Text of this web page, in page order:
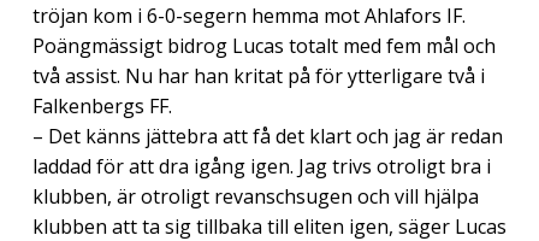
tröjan kom i 6-0-segern hemma mot Ahlafors IF.
Poängmässigt bidrog Lucas totalt med fem mål och
två assist. Nu har han kritat på för ytterligare två i
Falkenbergs FF.
– Det känns jättebra att få det klart och jag är redan
laddad för att dra igång igen. Jag trivs otroligt bra i
klubben, är otroligt revanschsugen och vill hjälpa
klubben att ta sig tillbaka till eliten igen, säger Lucas